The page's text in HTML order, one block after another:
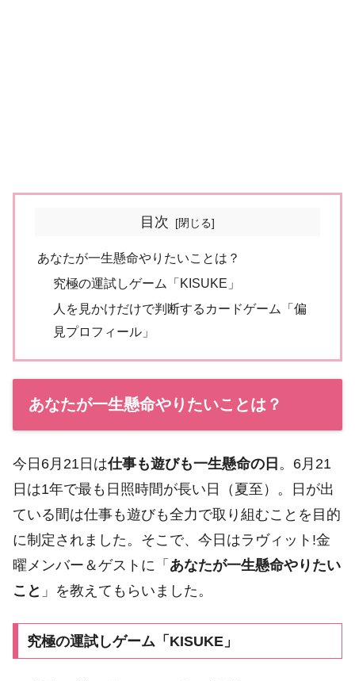
目次
あなたが一生懸命やりたいことは？
究極の運試しゲーム「KISUKE」
人を見かけだけで判断するカードゲーム「偏
見プロフィール」
あなたが一生懸命やりたいことは？
今日6月21日は仕事も遊びも一生懸命の日 。6月21
日は1年で最も日照時間が長い日（夏至）。日が出
ている間は仕事も遊びも全力で取り組むことを目的
に制定されました。そこで、今日はラヴィット!金
曜メンバー＆ゲストに「 あなたが一生懸命やりたい
こと 」を教えてもらいました。
究極の運試しゲーム「KISUKE」